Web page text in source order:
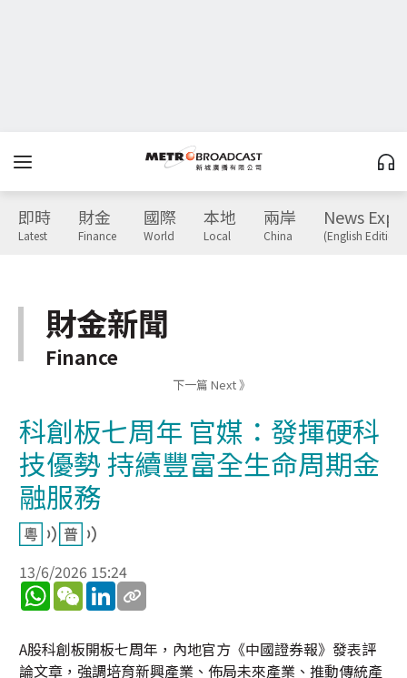
即時
Latest
財金
Finance
國際
World
本地
Local
兩岸
China
News
(English Edition)
財金新聞
Finance
下一篇 Next 》
科創板七周年 官媒：發揮硬科
技優勢 持續豐富全生命周期金
融服務
13/6/2026 15:24
WhatsApp
WeChatLinkedIn
A股科創板開板七周年，內地官方《中國證券報》發表評
論文章，強調培育新興產業、佈局未來產業、推動傳統產